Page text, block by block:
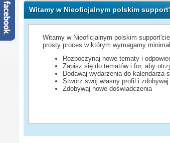
Witamy w Nieoficjalnym polskim
Witamy w Nieoficjalnym polskim
prosty proces w którym wymagamy
Rozpoczynaj nowe tematy i
Zapisz się do tematów i for, aby
Dodawaj wydarzenia do kalendarza
Stwórz swój własny profil i
Zdobywaj nowe doświadczenia